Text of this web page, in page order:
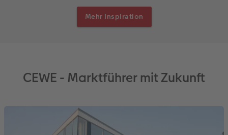
Mehr Inspiration
CEWE - Marktführer mit Zukunft